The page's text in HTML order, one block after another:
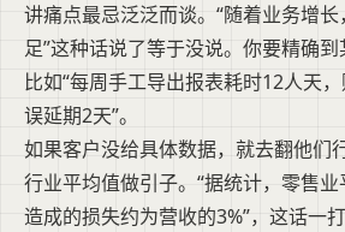
讲痛点最忌泛泛而谈。“随着业务增
足”这种话说了等于没说。你要精确到
比如“每周手工导出报表耗时12人天
误延期2天”。
如果客户没给具体数据，就去翻他们
行业平均值做引子。“据统计，零售
造成的损失约为营收的3%”，这话一